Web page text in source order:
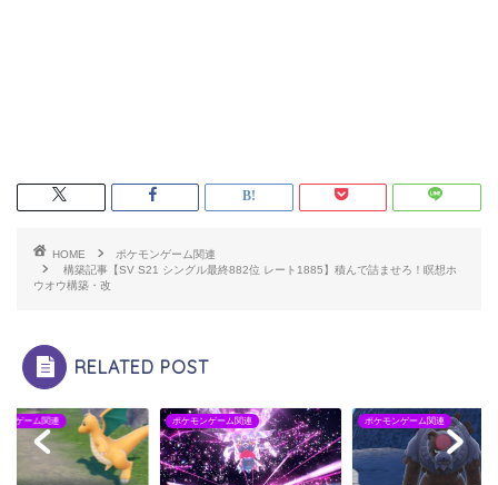
HOME
ポケモンゲーム関連
構築記事【SV S21 シングル最終882位 レート1885】積んで詰ませろ！瞑想ホ
ウオウ構築・改
RELATED POST
ンゲーム関連 ポケモンゲーム関連 ポケモンゲーム関連